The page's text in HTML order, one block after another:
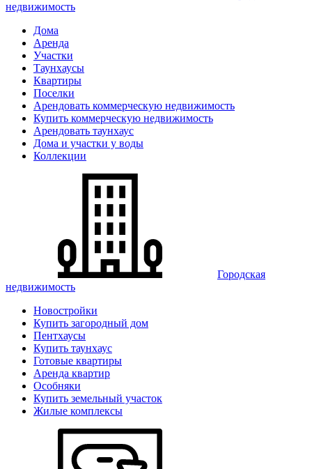
недвижимость
Дома
Аренда
Участки
Таунхаусы
Квартиры
Поселки
Арендовать коммерческую недвижимость
Купить коммерческую недвижимость
Арендовать таунхаус
Дома и участки у воды
Коллекции
Городская
недвижимость
Новостройки
Купить загородный дом
Пентхаусы
Купить таунхаус
Готовые квартиры
Аренда квартир
Особняки
Купить земельный участок
Жилые комплексы